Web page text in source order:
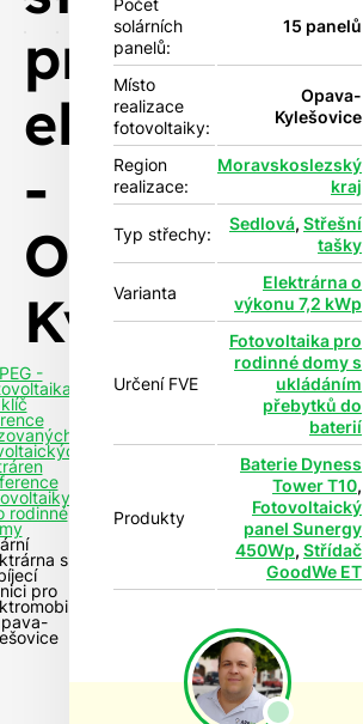
pro
elektromobil
-
Opava-
Kylešovice
-
rodinné
s
pro
Počet
solárních
panelů:
15 panelů
Místo
realizace
fotovoltaiky:
Opava-
Kylešovice
Region
realizace:
Moravskoslezský
kraj
Typ střechy:
Sedlová, Střešní
tašky
Varianta
Elektrárna o
výkonu 7,2 kWp
Určení FVE
Fotovoltaika pro
rodinné domy s
ukládáním
přebytků do
baterií
Produkty
Baterie Dyness
Tower T10,
Fotovoltaický
panel Sunergy
450Wp, Střídač
GoodWe ET